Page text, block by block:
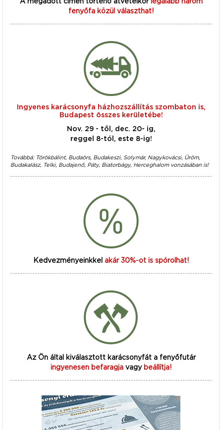
A megadott címen történő átvételkor legalább három
fenyőfa közül választhat!
Ingyenes karácsonyfa házhozszállítás szombaton is,
Budapest összes kerületébe!
Nov. 29 - től, dec. 20- ig,
reggel 8-tól, este 8-ig!
Továbbá: Törökbálint, Budaörs, Budakeszi, Solymár, Nagykovácsi, Üröm,
Budakalász, Telki, Budajenő, Páty, Biatorbágy, Herceghalom vonzásában is!
Kedvezményeinkkel akár 30%-ot is spórolhat!
Az Ön által kiválasztott karácsonyfát a fenyőfutár
ingyenesen befaragja vagy beállítja!